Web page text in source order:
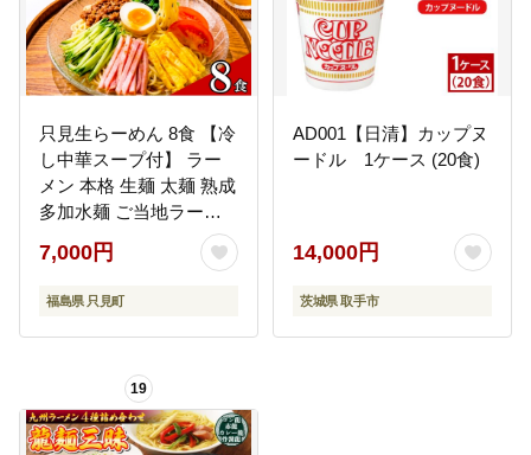
只見生らーめん 8食 【冷
し中華スープ付】 ラー
メン 本格 生麺 太麺 熟成
多加水麺 ご当地ラーメ
7,000円
福島県 只見町
AD001【日清】カップヌ
ードル 1ケース (20食)
14,000円
茨城県 取手市
19